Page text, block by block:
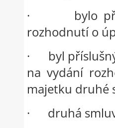
·
bylo
rozhodnutí o
·
byl
na vydání
majetku druhé
·
druhá